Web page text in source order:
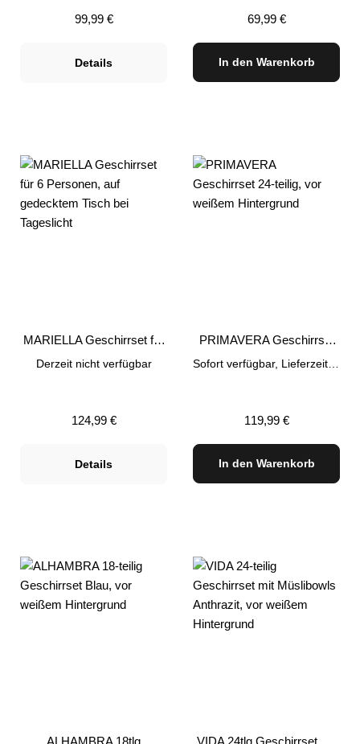
Regulärer Preis:
99,99 €
Details
Regulärer Preis:
69,99 €
In den Warenkorb
MARIELLA Geschirrset für
Derzeit nicht verfügbar
Regulärer Preis:
124,99 €
Details
PRIMAVERA Geschirrset
Regulärer Preis:
119,99 €
In den Warenkorb
ALHAMBRA 18tlg VIDA 24tlg Geschirrset mit